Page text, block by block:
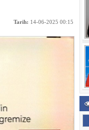
Tarih: 14-06-2025 00:15